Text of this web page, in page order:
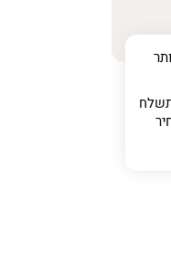
לבן וקרם עולה 25% יותר